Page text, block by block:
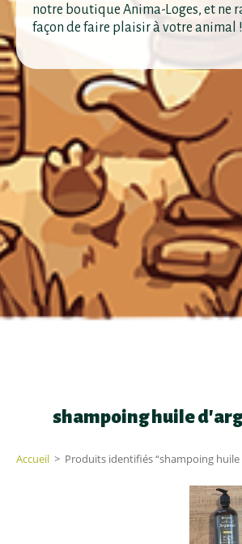
notre boutique Anima-Loges, et ne
façon de faire plaisir à votre animal !
shampoing huile
Accueil > Produits identifiés “shampoing